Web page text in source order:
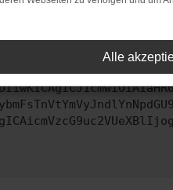
zu beheben. Du
Alle